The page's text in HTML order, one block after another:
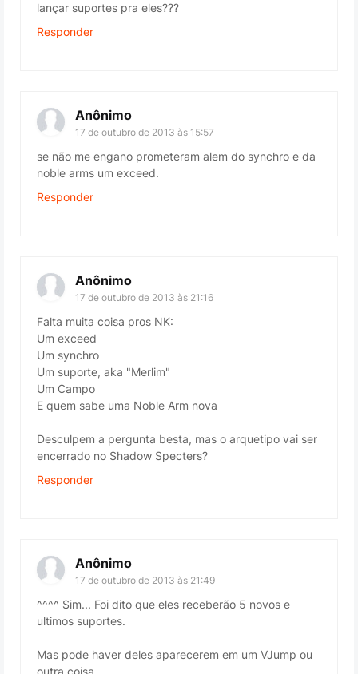
lançar suportes pra eles???
Responder
Anônimo
17 de outubro de 2013 às 15:57
se não me engano prometeram alem do synchro e da
noble arms um exceed.
Responder
Anônimo
17 de outubro de 2013 às 21:16
Falta muita coisa pros NK:
Um exceed
Um synchro
Um suporte, aka "Merlim"
Um Campo
E quem sabe uma Noble Arm nova
Desculpem a pergunta besta, mas o arquetipo vai ser
encerrado no Shadow Specters?
Responder
Anônimo
17 de outubro de 2013 às 21:49
^^^^ Sim... Foi dito que eles receberão 5 novos e
ultimos suportes.
Mas pode haver deles aparecerem em um VJump ou